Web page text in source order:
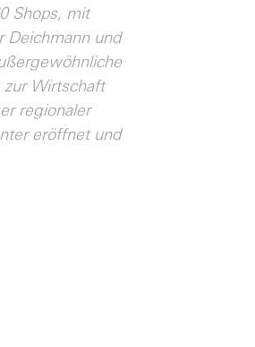
Shops, mit
Deichmann und
zur Wirtschaft
regionaler
eröffnet und